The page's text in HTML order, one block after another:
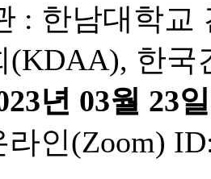
: 한남대학
(KDAA), 한국
년 03월 23
인(Zoom)